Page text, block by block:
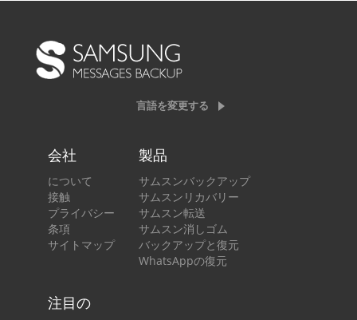
言語を変更する
会社
について
接触
プライバシー
条項
サイトマップ
製品
サムスンバックアップ
サムスンリカバリー
サムスン転送
サムスン消しゴム
バックアップと復元
WhatsAppの復元
注目の